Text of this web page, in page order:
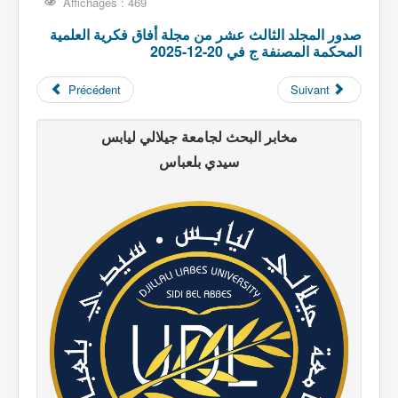
صدور المجلد الثالث عشر من مجلة أفاق فكرية العلمية
المحكمة المصنفة ج في 20-12-2025
Précédent Suivant
مخابر البحث لجامعة جيلالي ليابس
سيدي بلعباس